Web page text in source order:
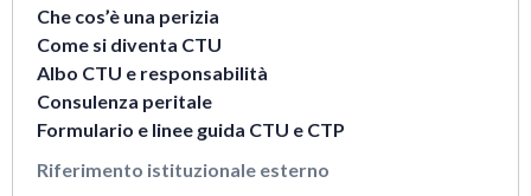
Che cos’è una perizia
Come si diventa CTU
Albo CTU e responsabilità
Consulenza peritale
Formulario e linee guida CTU e CTP
Riferimento istituzionale esterno